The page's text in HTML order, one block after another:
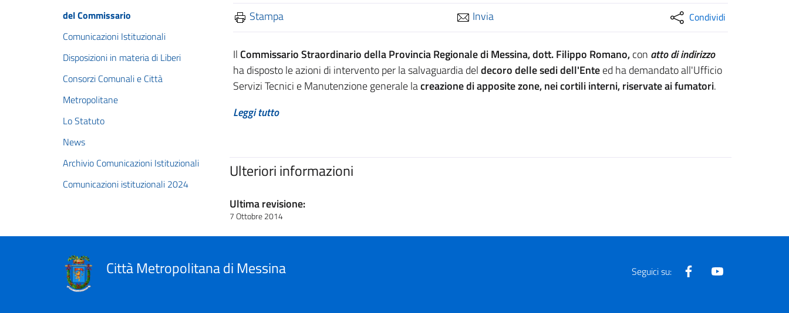
del Commissario
Comunicazioni Istituzionali
Disposizioni in materia di Liberi
Consorzi Comunali e Città
Metropolitane
Lo Statuto
News
Archivio Comunicazioni Istituzionali
Comunicazioni istituzionali 2024
Stampa Invia Condividi
Il Commissario Straordinario della Provincia Regionale di Messina, dott. Filippo Romano,con atto di indirizzo
ha disposto le azioni di intervento per la salvaguardia deldecoro delle sedi dell'Enteed ha demandato all'Ufficio
Servizi Tecnici e Manutenzione generale lacreazione di apposite zone, nei cortili interni, riservate ai fumatori.
Leggi tutto
Ulteriori informazioni
Ultima revisione:
7 Ottobre 2014
Città Metropolitana di Messina Seguici su: Facebook